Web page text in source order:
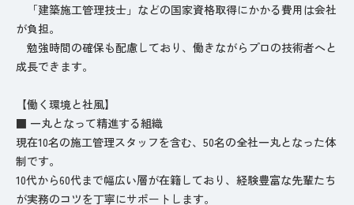
「建築施工管理技士」などの国家資格取得にかかる費用は会社
が負担。
勉強時間の確保も配慮しており、働きながらプロの技術者へと
成長できます。
【働く環境と社風】
■ 一丸となって精進する組織
現在10名の施工管理スタッフを含む、50名の全社一丸となった体
制です。
10代から60代まで幅広い層が在籍しており、経験豊富な先輩たち
が実務のコツを丁寧にサポートします。